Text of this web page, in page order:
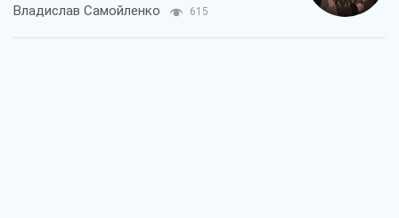
Владислав Самойленко 615